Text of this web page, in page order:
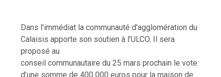
Dans l’immédiat la communauté d’agglomération du
Calaisis apporte son soutien à l’ULCO. Il sera
proposé au
conseil communautaire du 25 mars prochain le vote
d’une somme de 400 000 euros pour la maison de